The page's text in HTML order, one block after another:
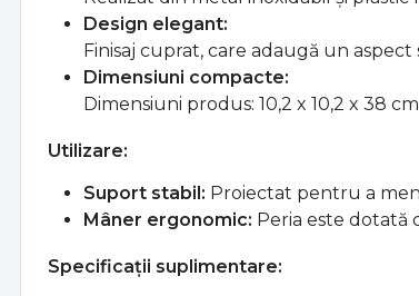
Design elegant:
Finisaj cuprat, care adaugă un
Dimensiuni compacte:
Dimensiuni produs: 10,2 x 10,2 x 38
Utilizare:
Suport stabil: Proiectat pentru a
Mâner ergonomic: Peria este dotată
Specificații suplimentare: